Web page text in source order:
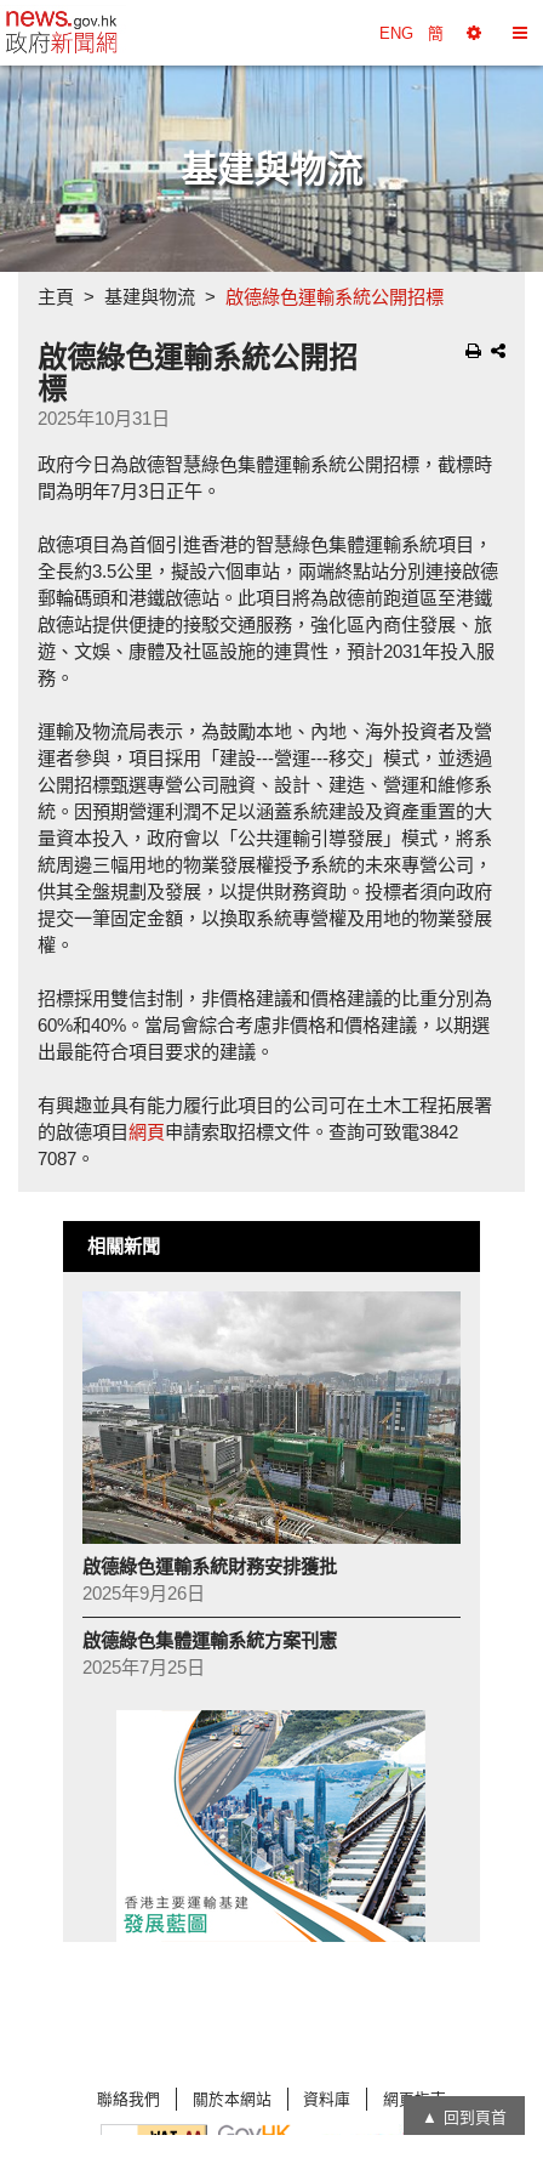
政府新聞網主頁 ENG 簡
擇
工
具
換
基建與物流
主頁 基建與物流 啟德綠色運輸系統公開招標
啟德綠色運輸系統公開招
標
2025年10月31日
政府今日為啟德智慧綠色集體運輸系統公開招標，截標時
間為明年7月3日正午。
啟德項目為首個引進香港的智慧綠色集體運輸系統項目，
全長約3.5公里，擬設六個車站，兩端終點站分別連接啟德
郵輪碼頭和港鐵啟德站。此項目將為啟德前跑道區至港鐵
啟德站提供便捷的接駁交通服務，強化區內商住發展、旅
遊、文娛、康體及社區設施的連貫性，預計2031年投入服
務。
運輸及物流局表示，為鼓勵本地、內地、海外投資者及營
運者參與，項目採用「建設---營運---移交」模式，並透過
公開招標甄選專營公司融資、設計、建造、營運和維修系
統。因預期營運利潤不足以涵蓋系統建設及資產重置的大
量資本投入，政府會以「公共運輸引導發展」模式，將系
統周邊三幅用地的物業發展權授予系統的未來專營公司，
供其全盤規劃及發展，以提供財務資助。投標者須向政府
提交一筆固定金額，以換取系統專營權及用地的物業發展
權。
招標採用雙信封制，非價格建議和價格建議的比重分別為
60%和40%。當局會綜合考慮非價格和價格建議，以期選
出最能符合項目要求的建議。
有興趣並具有能力履行此項目的公司可在土木工程拓展署
的啟德項目網頁申請索取招標文件。查詢可致電3842
7087。
相關新聞
啟德綠色運輸系統財務安排獲批
2025年9月26日
啟德綠色集體運輸系統方案刊憲
2025年7月25日
聯絡我們 關於本網站 資料庫 網頁指南
回到頁首